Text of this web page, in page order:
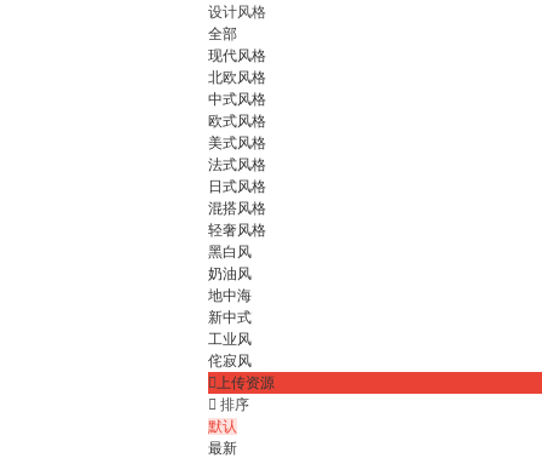
设计风格
全部
现代风格
北欧风格
中式风格
欧式风格
美式风格
法式风格
日式风格
混搭风格
轻奢风格
黑白风
奶油风
地中海
新中式
工业风
侘寂风
上传资源
 排序
默认
最新